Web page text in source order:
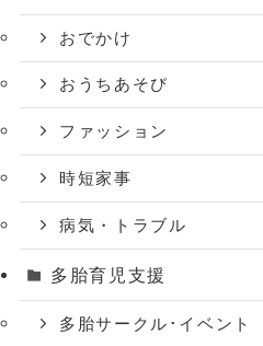
おでかけ
おうちあそび
ファッション
時短家事
病気・トラブル
多胎育児支援
多胎サークル･イベント